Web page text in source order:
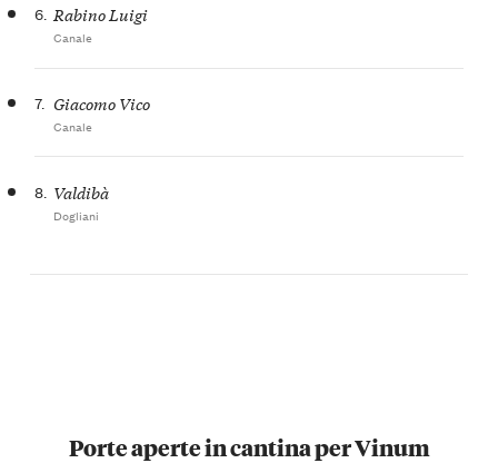
Porte aperte in cantina per Vinum
6. Rabino Luigi
Canale
7. Giacomo Vico
Canale
8. Valdibà
Dogliani